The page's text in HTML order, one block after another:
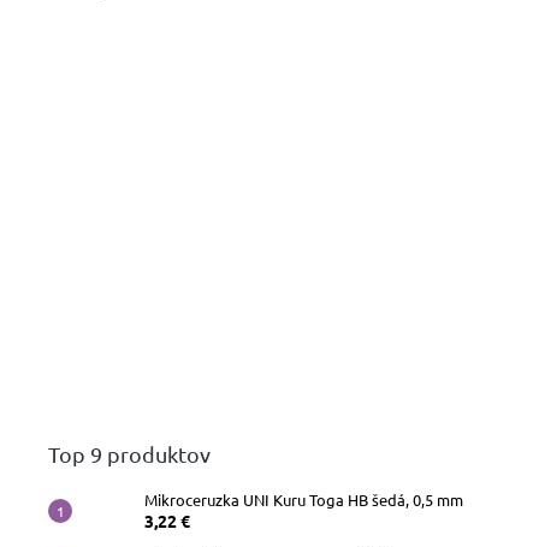
Top 9 produktov
Mikroceruzka UNI Kuru Toga HB šedá, 0,5 mm
3,22 €